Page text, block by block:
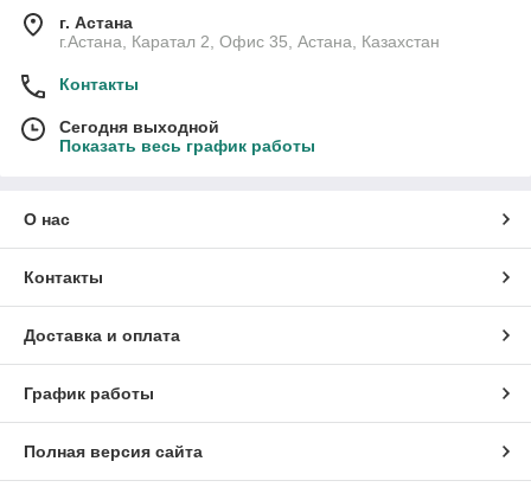
г. Астана
г.Астана, Каратал 2, Офис 35, Астана, Казахстан
Контакты
Сегодня выходной
Показать весь график работы
О нас
Контакты
Доставка и оплата
График работы
Полная версия сайта